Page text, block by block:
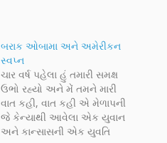
બરાક ઓબામા અને અમેરીકન
સ્વપ્ન
ચાર વર્ષ પહેલા હું તમારી સમક્ષ
ઉભો રહ્યો અને મેં તમને મારી
વાત કહી, વાત કહી એ મેળાપની
જે કેન્યાથી આવેલા એક યુવાન
અને કાન્સાસની એક યુવતિ